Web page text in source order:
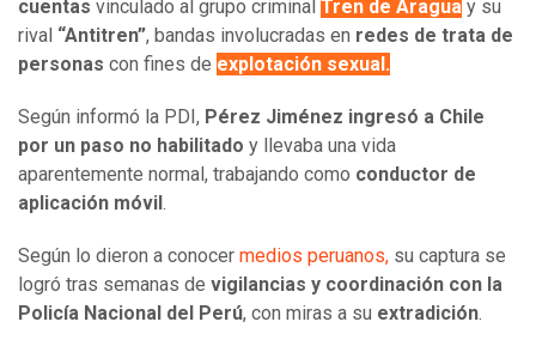
cuentas vinculado al grupo criminal Tren de Aragua y su
rival “Antitren”, bandas involucradas en redes de trata de
personas con fines de explotación sexual.
Según informó la PDI, Pérez Jiménez ingresó a Chile
por un paso no habilitado y llevaba una vida
aparentemente normal, trabajando como conductor de
aplicación móvil .
Según lo dieron a conocer medios peruanos, su captura se
logró tras semanas de vigilancias y coordinación con la
Policía Nacional del Perú, con miras a su extradición.